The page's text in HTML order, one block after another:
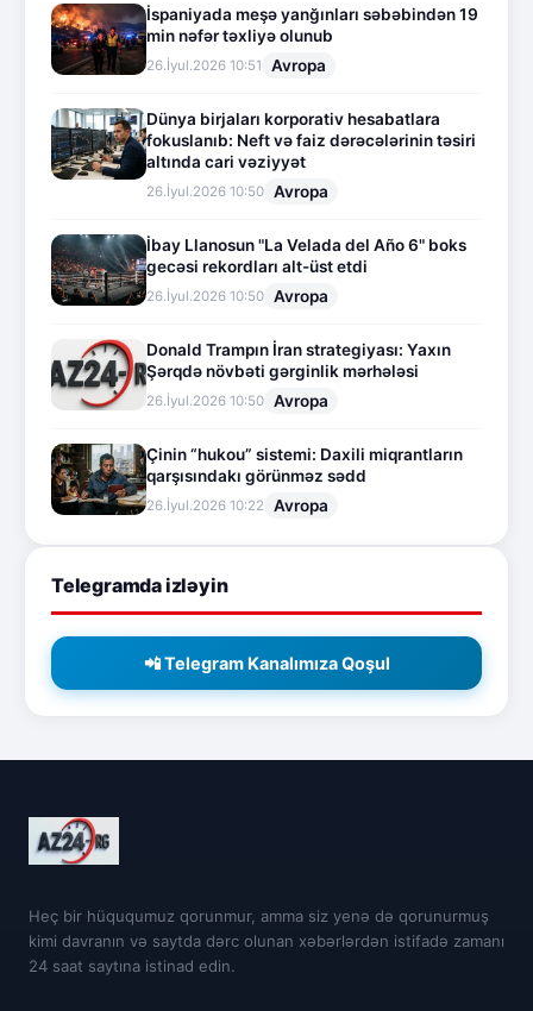
İspaniyada meşə yanğınları səbəbindən 19
min nəfər təxliyə olunub
26.İyul.2026 10:51 Avropa
Dünya birjaları korporativ hesabatlara
fokuslanıb: Neft və faiz dərəcələrinin təsiri
altında cari vəziyyət
26.İyul.2026 10:50 Avropa
İbay Llanosun "La Velada del Año 6" boks
gecəsi rekordları alt-üst etdi
26.İyul.2026 10:50 Avropa
Donald Trampın İran strategiyası: Yaxın
Şərqdə növbəti gərginlik mərhələsi
26.İyul.2026 10:50 Avropa
Çinin “hukou” sistemi: Daxili miqrantların
qarşısındakı görünməz sədd
26.İyul.2026 10:22 Avropa
Telegramda izləyin
📲 Telegram Kanalımıza Qoşul
Heç bir hüququmuz qorunmur, amma siz yenə də qorunurmuş
kimi davranın və saytda dərc olunan xəbərlərdən istifadə zamanı
24 saat saytına istinad edin.